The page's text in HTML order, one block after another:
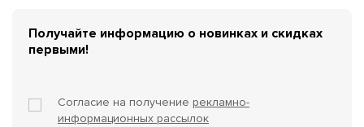
Получайте информацию о новинках и скидках
первыми!
Согласие на получение рекламно-
информационных рассылок